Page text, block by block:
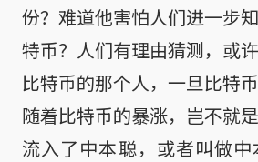
份？难道他害怕人们进一步
特币？人们有理由猜测，或
比特币的那个人，一旦比特
随着比特币的暴涨，岂不就
流入了中本聪，或者叫做